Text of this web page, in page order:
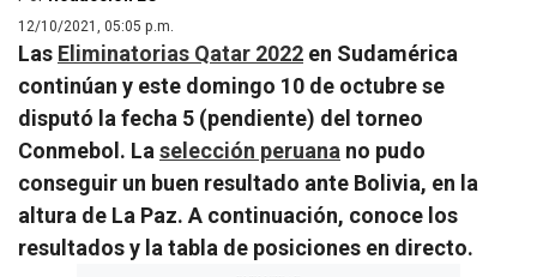
12/10/2021, 05:05 p.m.
Las Eliminatorias Qatar 2022 en Sudamérica
continúan y este domingo 10 de octubre se
disputó la fecha 5 (pendiente) del torneo
Conmebol. La selección peruana no pudo
conseguir un buen resultado ante Bolivia, en la
altura de La Paz. A continuación, conoce los
resultados y la tabla de posiciones en directo.